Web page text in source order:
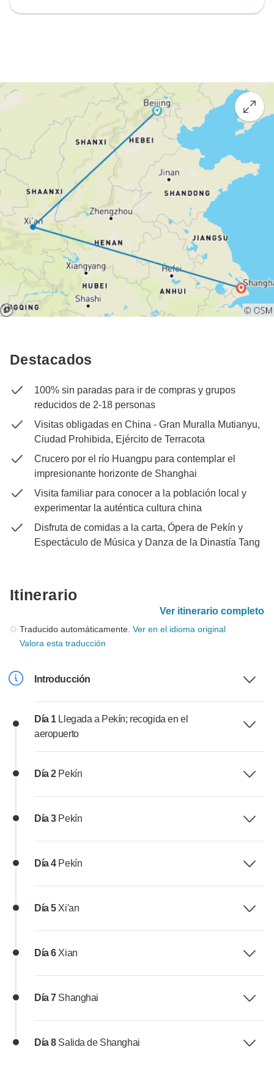
Destacados
100% sin paradas para ir de compras y grupos
reducidos de 2-18 personas
Visitas obligadas en China - Gran Muralla Mutianyu,
Ciudad Prohibida, Ejército de Terracota
Crucero por el río Huangpu para contemplar el
impresionante horizonte de Shanghai
Visita familiar para conocer a la población local y
experimentar la auténtica cultura china
Disfruta de comidas a la carta, Ópera de Pekín y
Espectáculo de Música y Danza de la Dinastía Tang
Itinerario
Ver itinerario completo
Traducido automáticamente. Ver en el idioma original
Valora esta traducción
Introducción
Día 1 Llegada a Pekín; recogida en el
aeropuerto
Día 2 Pekín
Día 3 Pekín
Día 4 Pekín
Día 5 Xi'an
Día 6 Xian
Día 7 Shanghai
Día 8 Salida de Shanghai